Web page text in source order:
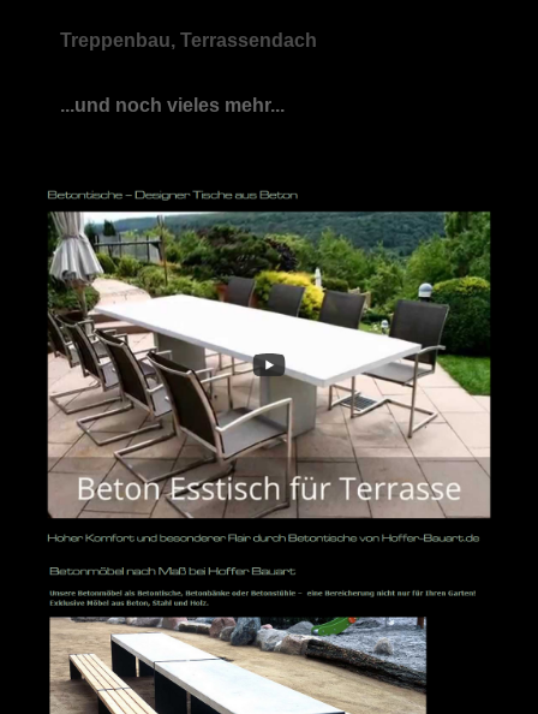
Treppenbau, Terrassendach
...und noch vieles mehr...